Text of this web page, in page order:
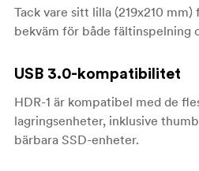
Tack vare sitt lilla (219x210
bekväm för både fältinspelning
USB 3.0-kompatibilitet
HDR-1 är kompatibel med de
lagringsenheter, inklusive
bärbara SSD-enheter.